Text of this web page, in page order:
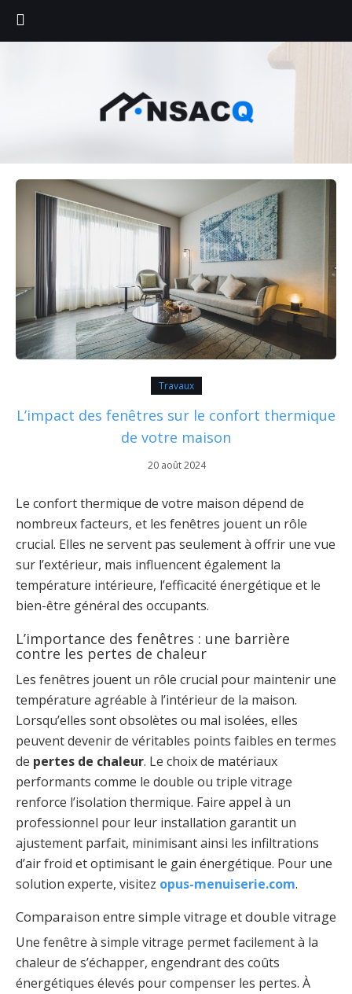
Travaux
L’impact des fenêtres sur le confort thermique
de votre maison
20 août 2024
Le confort thermique de votre maison dépend de
nombreux facteurs, et les fenêtres jouent un rôle
crucial. Elles ne servent pas seulement à offrir une vue
sur l’extérieur, mais influencent également la
température intérieure, l’efficacité énergétique et le
bien-être général des occupants.
L’importance des fenêtres : une barrière
contre les pertes de chaleur
Les fenêtres jouent un rôle crucial pour maintenir une
température agréable à l’intérieur de la maison.
Lorsqu’elles sont obsolètes ou mal isolées, elles
peuvent devenir de véritables points faibles en termes
de pertes de chaleur. Le choix de matériaux
performants comme le double ou triple vitrage
renforce l’isolation thermique. Faire appel à un
professionnel pour leur installation garantit un
ajustement parfait, minimisant ainsi les infiltrations
d’air froid et optimisant le gain énergétique. Pour une
solution experte, visitez opus-menuiserie.com.
Comparaison entre simple vitrage et double vitrage
Une fenêtre à simple vitrage permet facilement à la
chaleur de s’échapper, engendrant des coûts
énergétiques élevés pour compenser les pertes. À